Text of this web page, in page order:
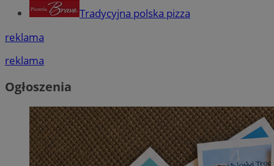
Tradycyjna polska pizza
reklama
reklama
Ogłoszenia